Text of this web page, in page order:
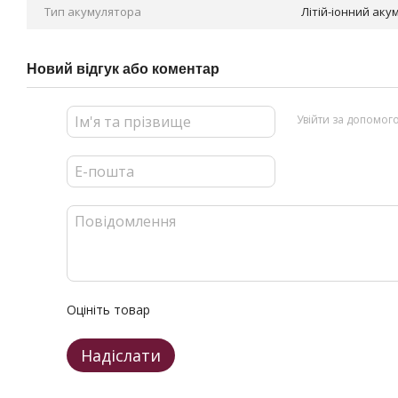
Тип акумулятора Літій-іонний
Новий відгук або коментар
Увійти за
Оцініть товар
Надіслати